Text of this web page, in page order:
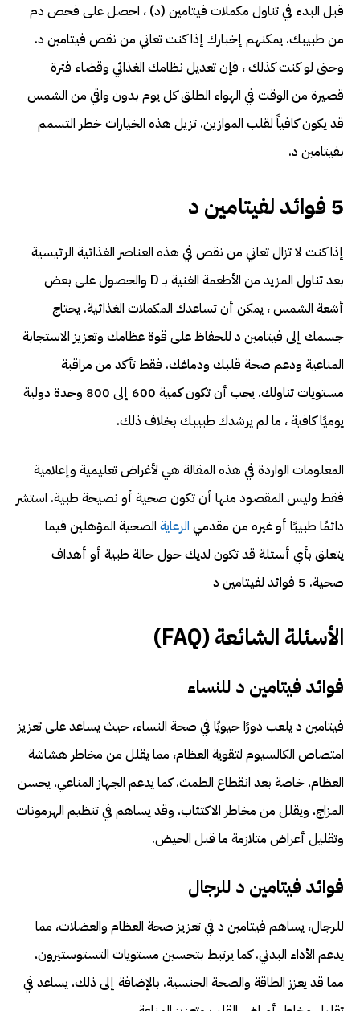
قبل البدء في تناول مكملات فيتامين (د) ، احصل على فحص دم
من طبيبك. يمكنهم إخبارك إذا كنت تعاني من نقص فيتامين د.
وحتى لو كنت كذلك ، فإن تعديل نظامك الغذائي وقضاء فترة
قصيرة من الوقت في الهواء الطلق كل يوم بدون واقي من الشمس
قد يكون كافياً لقلب الموازين. تزيل هذه الخيارات خطر التسمم
بفيتامين د.
5 فوائد لفيتامين د
إذا كنت لا تزال تعاني من نقص في هذه العناصر الغذائية الرئيسية
بعد تناول المزيد من الأطعمة الغنية بـ D والحصول على بعض
أشعة الشمس ، يمكن أن تساعدك المكملات الغذائية. يحتاج
جسمك إلى فيتامين د للحفاظ على قوة عظامك وتعزيز الاستجابة
المناعية ودعم صحة قلبك ودماغك. فقط تأكد من مراقبة
مستويات تناولك. يجب أن تكون كمية 600 إلى 800 وحدة دولية
يوميًا كافية ، ما لم يرشدك طبيبك بخلاف ذلك.
المعلومات الواردة في هذه المقالة هي لأغراض تعليمية وإعلامية
فقط وليس المقصود منها أن تكون صحية أو نصيحة طبية. استشر
دائمًا طبيبًا أو غيره من مقدمي الرعاية الصحية المؤهلين فيما
يتعلق بأي أسئلة قد تكون لديك حول حالة طبية أو أهداف
صحية. 5 فوائد لفيتامين د
الأسئلة الشائعة (FAQ)
فوائد فيتامين د للنساء
فيتامين د يلعب دورًا حيويًا في صحة النساء، حيث يساعد على تعزيز
امتصاص الكالسيوم لتقوية العظام، مما يقلل من مخاطر هشاشة
العظام، خاصة بعد انقطاع الطمث. كما يدعم الجهاز المناعي، يحسن
المزاج، ويقلل من مخاطر الاكتئاب، وقد يساهم في تنظيم الهرمونات
وتقليل أعراض متلازمة ما قبل الحيض.
فوائد فيتامين د للرجال
للرجال، يساهم فيتامين د في تعزيز صحة العظام والعضلات، مما
يدعم الأداء البدني. كما يرتبط بتحسين مستويات التستوستيرون،
مما قد يعزز الطاقة والصحة الجنسية. بالإضافة إلى ذلك، يساعد في